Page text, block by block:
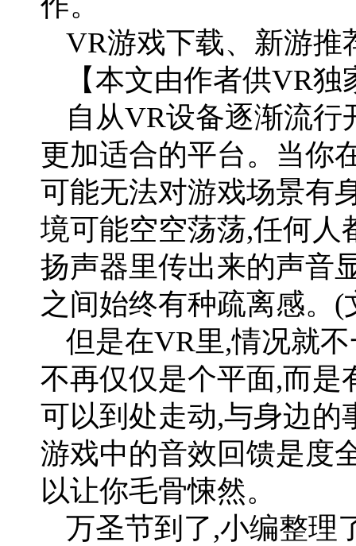
VR游戏下载、新游推
【本文由作者供VR
自从VR设备逐渐流
更加适合的平台。当你
可能无法对游戏场景有
境可能空空荡荡,任何人
扬声器里传出来的声音
之间始终有种疏离感。
但是在VR里,情况就
不再仅仅是个平面,而是
可以到处走动,与身边的
游戏中的音效回馈是度
以让你毛骨悚然。
万圣节到了,小编整理